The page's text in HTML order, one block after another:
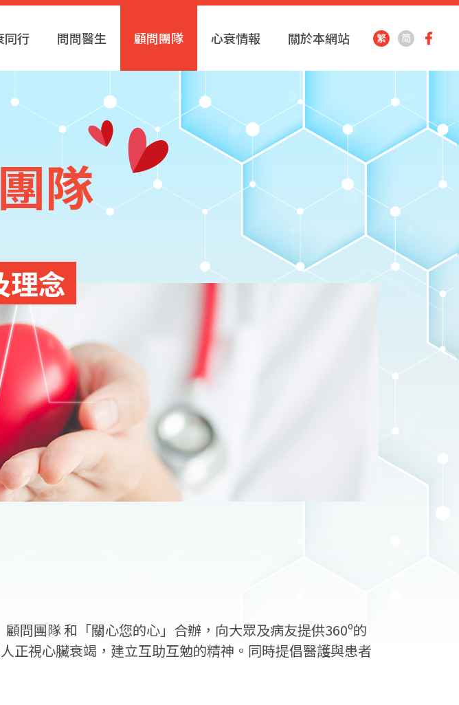
同行 問問醫生 顧問團隊 心衰情報 關於本網站 繁 简
隊
理念
問團隊 和「關心您的心」合辦，向大眾及病友提供360º的
正視心臟衰竭，建立互助互勉的精神。同時提倡醫護與患者